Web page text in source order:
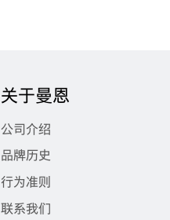
关于曼恩
公司介绍
品牌历史
行为准则
联系我们